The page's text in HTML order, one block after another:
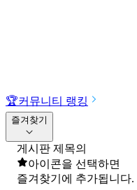
🏆커뮤니티 랭킹
즐겨찾기
게시판 제목의
아이콘을 선택하면
즐겨찾기에 추가됩니다.